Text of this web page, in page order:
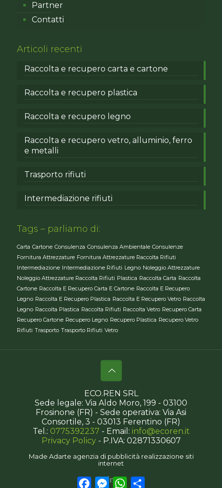
Partner
Contatti
Articoli recenti
Raccolta e recupero carta e cartone
Raccolta e recupero plastica
Raccolta e recupero legno
Raccolta e recupero vetro, alluminio, ferro
e metalli
Trasporto rifiuti
Intermediazione rifiuti
Tags – parliamo di:
Carta Cartone Consulenza Consulenza Ambientale Consulenze
Fornitura Attrezzature Fornitura Attrezzature Raccolta Rifiuti
Intermediazione Intermediazione Rifiuti Legno Noleggio Attrezzature
Noleggio Attrezzature Raccolta Rifiuti Plastica Raccolta Carta Raccolta
Cartone Raccolta E Recupero Carta E Cartone Raccolta E Recupero
Legno Raccolta E Recupero Plastica Raccolta E Recupero Vetro Raccolta
Legno Raccolta Plastica Raccolta Rifiuti Raccolta Vetro Recupero Carta
Recupero Cartone Recupero Legno Recupero Plastica Recupero Vetro
Rifiuti Trasporto Trasporto Rifiuti Vetro
ECO.REN SRL
Sede legale: Via Aldo Moro, 199 - 03100
Frosinone (FR) - Sede operativa: Via Asi
Consortile, 3 - 03013 Ferentino (FR)
Tel.: 0775392237 - Email: info@ecoren.it
Privacy Policy- P.IVA: 02871330607
Made Adarte agenzia di pubblicità realizzazione siti
internet
FacebookMessengerWhatsApp